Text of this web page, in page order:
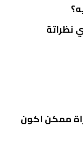
نظراتة
ممكن اكون